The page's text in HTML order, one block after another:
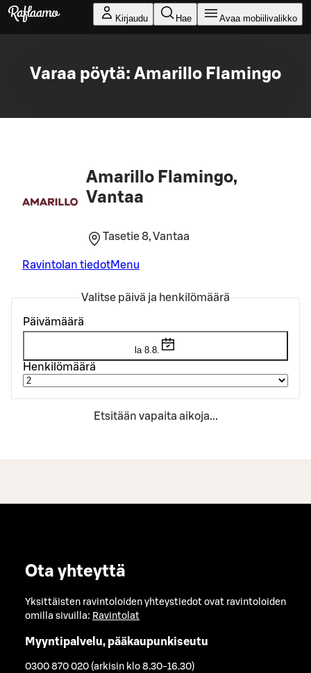
Siirry pääsisältöön
Kirjaudu Hae Avaa mobiilivalikko
Varaa pöytä: Amarillo Flamingo
Amarillo Flamingo,
Vantaa
Tasetie 8, Vantaa
Ravintolan tiedotMenu
Valitse päivä ja henkilömäärä
Päivämäärä
la 8.8.
Henkilömäärä
Etsitään vapaita aikoja...
Ota yhteyttä
Yksittäisten ravintoloiden yhteystiedot ovat ravintoloiden
omilla sivuilla: Ravintolat
Myyntipalvelu, pääkaupunkiseutu
0300 870 020 (arkisin klo 8.30-16.30)